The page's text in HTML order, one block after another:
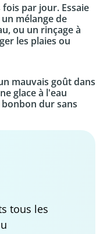
par jour. Essaie
mélange de
ou un rinçage à
les plaies ou
mauvais goût dans
glace à l'eau
dur sans
tous les